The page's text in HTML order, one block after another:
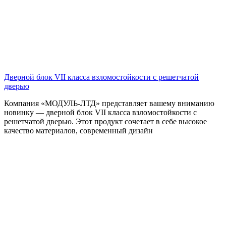
Дверной блок VII класса взломостойкости с решетчатой
дверью
Компания «МОДУЛЬ-ЛТД» представляет вашему вниманию
новинку — дверной блок VII класса взломостойкости с
решетчатой дверью. Этот продукт сочетает в себе высокое
качество материалов, современный дизайн